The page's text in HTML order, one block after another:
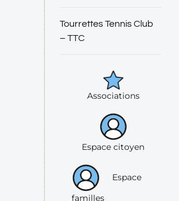
Tourrettes Tennis Club
– TTC
Associations
Espace citoyen
Espace
familles